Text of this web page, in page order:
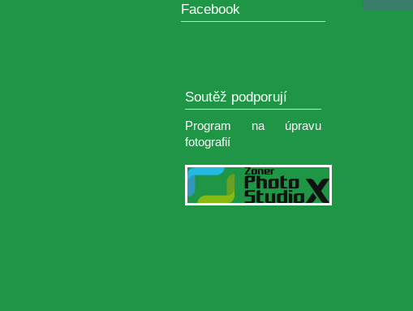
Facebook
Soutěž podporují
Program na úpravu
fotografií